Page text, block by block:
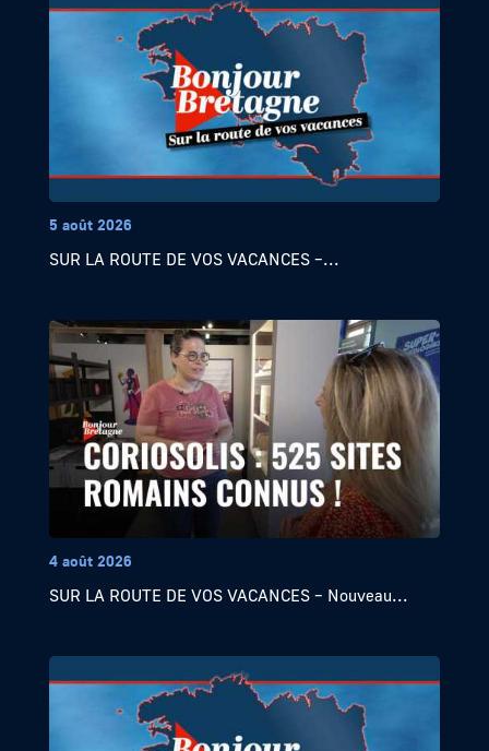
5 août 2026
SUR LA ROUTE DE VOS VACANCES –...
4 août 2026
SUR LA ROUTE DE VOS VACANCES – Nouveau...